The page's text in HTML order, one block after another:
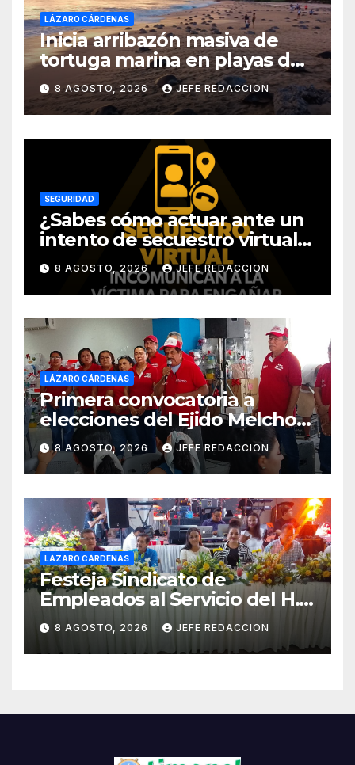
LÁZARO CÁRDENAS
Inicia arribazón masiva de
tortuga marina en playas de
Michoacán
8 AGOSTO, 2026 JEFE REDACCION
SEGURIDAD
¿Sabes cómo actuar ante un
intento de secuestro virtual?
La SSP te guía para evitarlo
8 AGOSTO, 2026 JEFE REDACCION
LÁZARO CÁRDENAS
Primera convocatoria a
elecciones del Ejido Melchor
Ocampo en Lázaro Cárdenas
el domingo
8 AGOSTO, 2026 JEFE REDACCION
LÁZARO CÁRDENAS
Festeja Sindicato de
Empleados al Servicio del H.
Ayuntamiento de LZC Día del
Empleado Municipal
8 AGOSTO, 2026 JEFE REDACCION